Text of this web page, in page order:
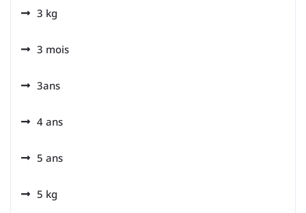
3 kg
3 mois
3ans
4 ans
5 ans
5 kg